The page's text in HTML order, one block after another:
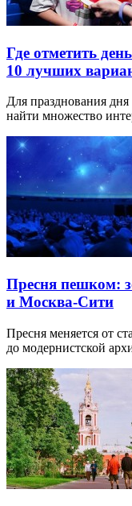
Где отметить
10 лучших
Для празднования
найти множество
Пресня пешком:
и Москва-Сити
Пресня меняется от
до модернистской